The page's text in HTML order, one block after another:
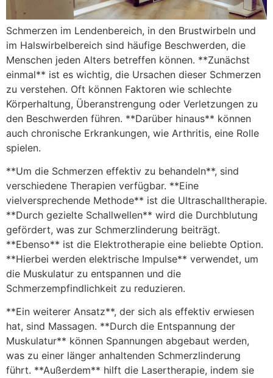
Schmerzen im Lendenbereich, in den Brustwirbeln und
im Halswirbelbereich sind häufige Beschwerden, die
Menschen jeden Alters betreffen können. **Zunächst
einmal** ist es wichtig, die Ursachen dieser Schmerzen
zu verstehen. Oft können Faktoren wie schlechte
Körperhaltung, Überanstrengung oder Verletzungen zu
den Beschwerden führen. **Darüber hinaus** können
auch chronische Erkrankungen, wie Arthritis, eine Rolle
spielen.
**Um die Schmerzen effektiv zu behandeln**, sind
verschiedene Therapien verfügbar. **Eine
vielversprechende Methode** ist die Ultraschalltherapie.
**Durch gezielte Schallwellen** wird die Durchblutung
gefördert, was zur Schmerzlinderung beiträgt.
**Ebenso** ist die Elektrotherapie eine beliebte Option.
**Hierbei werden elektrische Impulse** verwendet, um
die Muskulatur zu entspannen und die
Schmerzempfindlichkeit zu reduzieren.
**Ein weiterer Ansatz**, der sich als effektiv erwiesen
hat, sind Massagen. **Durch die Entspannung der
Muskulatur** können Spannungen abgebaut werden,
was zu einer länger anhaltenden Schmerzlinderung
führt. **Außerdem** hilft die Lasertherapie, indem sie